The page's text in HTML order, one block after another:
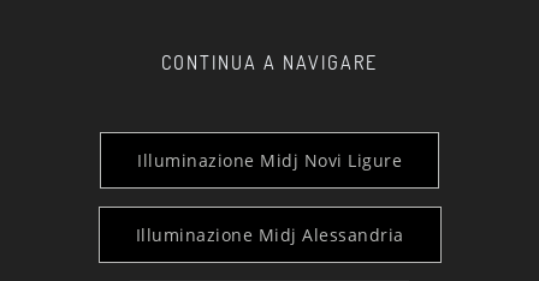
CONTINUA A NAVIGARE
Illuminazione Midj Novi Ligure
Illuminazione Midj Alessandria